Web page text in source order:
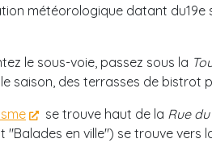
météorologique datant du19e
le sous-voie, passez sous la
saison, des terrasses de bistrot
se trouve haut de la Rue
"Balades en ville") se trouve vers